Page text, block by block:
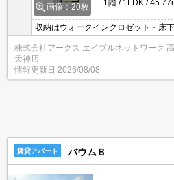
画像：20枚
1階
1LDK
収納はウォークインクロゼット・床
空間を利用することも可能です。来
者の顔を確認することがきるので安
室乾燥機・洗面所独立など充実した
スペースももちろんご用意しており
す。
株式会社アークス エイブルネットワーク
天神店
情報更新日 2026/08/08
賃貸アパート バウムＢ